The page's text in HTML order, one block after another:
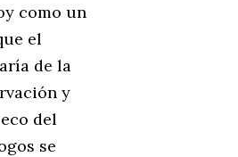
como un
el
de la
y
del
se